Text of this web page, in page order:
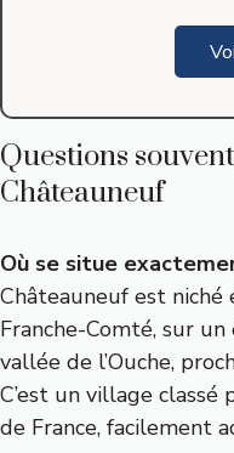
Questions
Châteauneuf
Où se situe
Châteauneuf est niché
Franche-Comté, sur
vallée de l’Ouche,
C’est un village
de France, facilement